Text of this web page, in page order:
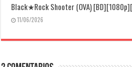
Black★Rock Shooter (OVA)
11/06/2026